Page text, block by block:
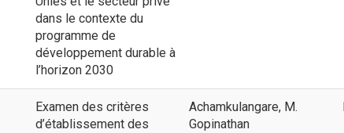
dans le contexte du
programme de
développement durable à
l’horizon 2030
Examen des critères
d’établissement des
Achamkulangare, M.
Gopinathan